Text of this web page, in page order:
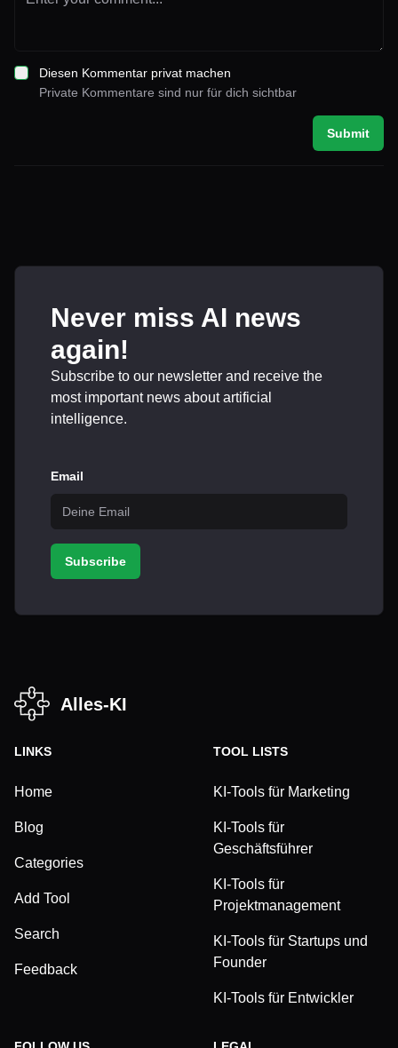
Diesen Kommentar privat machen
Private Kommentare sind nur für dich sichtbar
Submit
Never miss AI news
again!
Subscribe to our newsletter and receive the
most important news about artificial
intelligence.
Email
Subscribe
Alles-KI
LINKS
Home
Blog
Categories
Add Tool
Search
Feedback
TOOL LISTS
KI-Tools für Marketing
KI-Tools für
Geschäftsführer
KI-Tools für
Projektmanagement
KI-Tools für Startups und
Founder
KI-Tools für Entwickler